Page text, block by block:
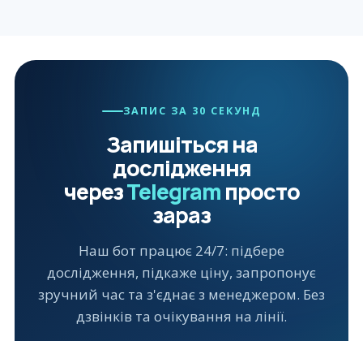
ЗАПИС ЗА 30 СЕКУНД
Запишіться на
дослідження
черезTelegramпросто
зараз
Наш бот працює 24/7: підбере
дослідження, підкаже ціну, запропонує
зручний час та з'єднає з менеджером. Без
дзвінків та очікування на лінії.